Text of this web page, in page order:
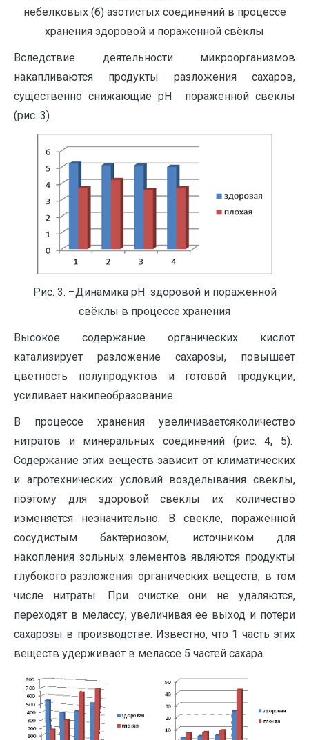
небелковых (б) азотистых соединений в процессе
хранения здоровой и пораженной свёклы
Вследствие деятельности микроорганизмов
накапливаются продукты разложения сахаров,
существенно снижающие рН пораженной свеклы
(рис. 3).
Рис. 3. –Динамика рН здоровой и пораженной
свёклы в процессе хранения
Высокое содержание органических кислот
катализирует разложение сахарозы, повышает
цветность полупродуктов и готовой продукции,
усиливает накипеобразование.
В процессе хранения увеличиваетсяколичество
нитратов и минеральных соединений (рис. 4, 5).
Содержание этих веществ зависит от климатических
и агротехнических условий возделывания свеклы,
поэтому для здоровой свеклы их количество
изменяется незначительно. В свекле, пораженной
сосудистым бактериозом, источником для
накопления зольных элементов являются продукты
глубокого разложения органических веществ, в том
числе нитраты. При очистке они не удаляются,
переходят в мелассу, увеличивая ее выход и потери
сахарозы в производстве. Известно, что 1 часть этих
веществ удерживает в мелассе 5 частей сахара.